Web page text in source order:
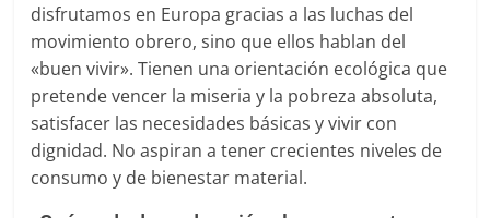
disfrutamos en Europa gracias a las luchas del
movimiento obrero, sino que ellos hablan del
«buen vivir». Tienen una orientación ecológica que
pretende vencer la miseria y la pobreza absoluta,
satisfacer las necesidades básicas y vivir con
dignidad. No aspiran a tener crecientes niveles de
consumo y de bienestar material.